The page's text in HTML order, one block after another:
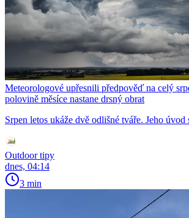
Meteorologové upřesnili předpověď na celý
polovině měsíce nastane drsný obrat
Srpen letos ukáže dvě odlišné tváře. Jeho
Outdoor tipy
dnes, 04:14
3 min